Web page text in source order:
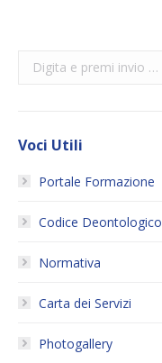
Search:
Voci Utili
Portale Formazione
Codice Deontologico
Normativa
Carta dei Servizi
Photogallery